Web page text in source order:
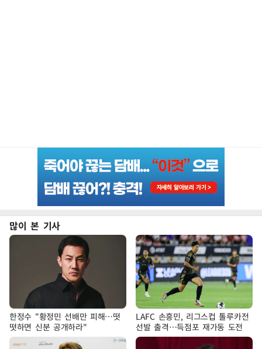
많이 본 기사
한정수 "황정민 선배만 피해…떳
떳하면 신분 공개하라"
LAFC 손흥민, 리그스컵 톨루카전
선발 출격…득점포 재가동 도전